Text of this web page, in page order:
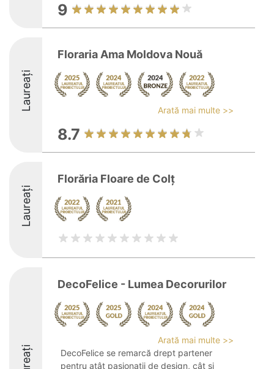
9
Laureați
Floraria Ama Moldova Nouă
Arată mai multe >>
8.7
Laureați
Florăria Floare de Colț
DecoFelice - Lumea Decorurilor
Arată mai multe >>
DecoFelice se remarcă drept partener
pentru atât pasionații de design, cât și